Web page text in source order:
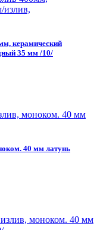
керамический
35 мм /10/
40 мм латунь